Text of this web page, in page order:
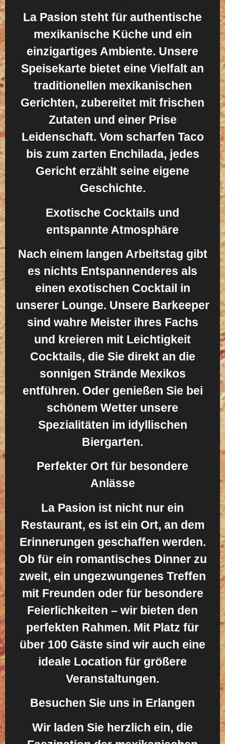
La Pasion steht für authentische
mexikanische Küche und ein
einzigartiges Ambiente. Unsere
Speisekarte bietet eine Vielfalt an
traditionellen mexikanischen
Gerichten, zubereitet mit frischen
Zutaten und einer Prise
Leidenschaft. Vom scharfen Taco
bis zum zarten Enchilada, jedes
Gericht erzählt seine eigene
Geschichte.
Exotische Cocktails und
entspannte Atmosphäre
Nach einem langen Arbeitstag gibt
es nichts Entspannenderes als
einen exotischen Cocktail in
unserer Lounge. Unsere Barkeeper
sind wahre Meister ihres Fachs
und kreieren mit Leichtigkeit
Cocktails, die Sie direkt an die
sonnigen Strände Mexikos
entführen. Oder genießen Sie bei
schönem Wetter unsere
Spezialitäten im idyllischen
Biergarten.
Perfekter Ort für besondere
Anlässe
La Pasion ist nicht nur ein
Restaurant, es ist ein Ort, an dem
Erinnerungen geschaffen werden.
Ob für ein romantisches Dinner zu
zweit, ein ungezwungenes Treffen
mit Freunden oder für besondere
Feierlichkeiten – wir bieten den
perfekten Rahmen. Mit Platz für
über 100 Gäste sind wir auch eine
ideale Location für größere
Veranstaltungen.
Besuchen Sie uns in Erlangen
Wir laden Sie herzlich ein, die